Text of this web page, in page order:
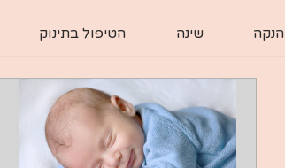
הנקה שינה הטיפול בתינוק